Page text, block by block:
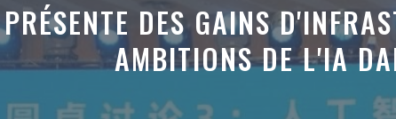
DES GAINS
AMBITIONS DE L'IA